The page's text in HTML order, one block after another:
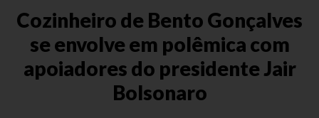
Cozinheiro de Bento Gonçalves
se envolve em polêmica com
apoiadores do presidente Jair
Bolsonaro